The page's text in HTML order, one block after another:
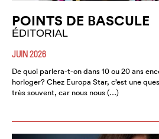
POINTS DE BASCULE
ÉDITORIAL
JUIN 2026
De quoi parlera-t-on dans 10 ou 20 ans
horloger? Chez Europa Star, c’est une
très souvent, car nous nous (…)